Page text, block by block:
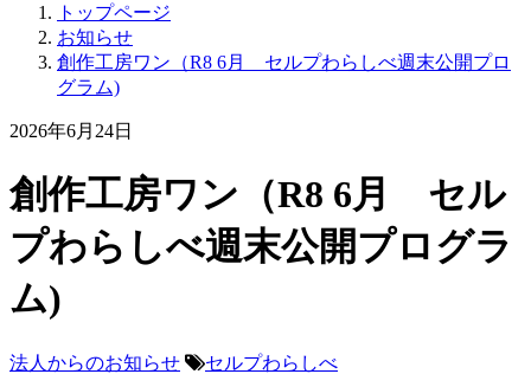
トップページ
お知らせ
創作工房ワン（R8 6月 セルプわらしべ週末公開プロ
グラム)
2026年6月24日
創作工房ワン（R8 6月 セル
プわらしべ週末公開プログラ
ム)
法人からのお知らせ セルプわらしべ